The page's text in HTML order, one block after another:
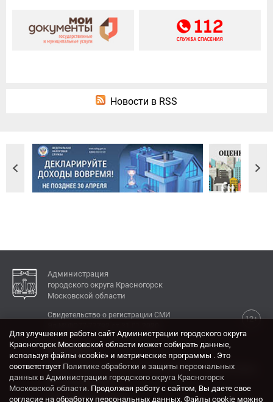
Новости в RSS
Администрация
городского округа Красногорск
Московской области
12+
Свидетельство о регистрации СМИ
КОНТАКТЫ
Адрес: 143404, Московская область, г. Красногорск,
ул. Ленина, дом 4.
Электронная почта:
Для улучшения работы сайт Администрации городского округа
Красногорск Московской области может собирать данные,
используя файлы «cookie» и метрические программы . Это
соответствует Политике обработки и защиты персональных
данных в Администрации городского округа Красногорск
Московской области. Продолжая работу с сайтом, Вы даете свое
согласие на обработку персональных данных. Файлы cookie можно